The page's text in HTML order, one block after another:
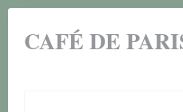
Πίνακας διαχείρισης
CAFÉ DE